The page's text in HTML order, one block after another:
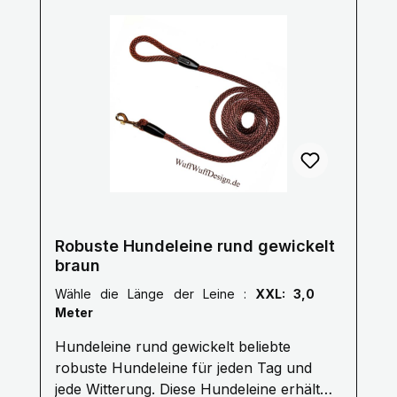
Robuste Hundeleine rund gewickelt
braun
Wähle die Länge der Leine : XXL: 3,0
Meter
Hundeleine rund gewickelt beliebte
robuste Hundeleine für jeden Tag und
jede Witterung. Diese Hundeleine erhält